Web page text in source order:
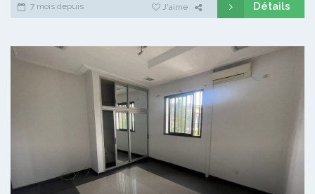
7 mois depuis J'aime Détails